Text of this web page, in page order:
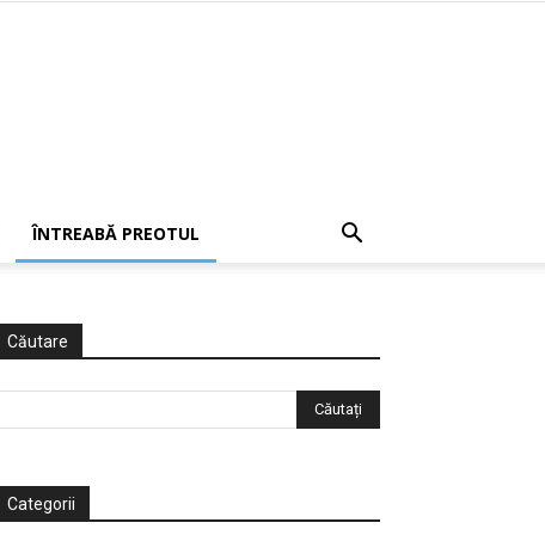
ÎNTREABĂ PREOTUL
Căutare
Categorii